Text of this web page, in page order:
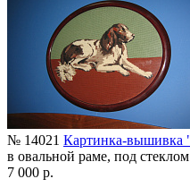
№ 14021 Картинка-вышивка
в овальной раме, под
7 000 р.